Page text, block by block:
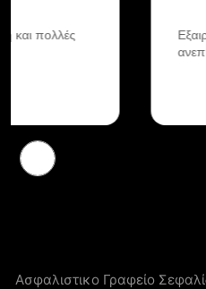
Εξαιρετικό ασφαλιστικό
Ασφαλιστικο Γραφείο